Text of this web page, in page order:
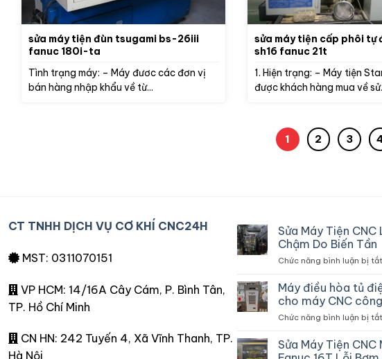
sửa máy tiện đùn tsugami bs-26iii
fanuc 180i-ta
Tình trạng máy: – Máy đươc các đơn vị
bán hàng nhập khẩu về từ...
sửa máy tiện cấp phôi tự
sh16 fanuc 21t
1. Hiện trạng: – Máy tiện
được khách hàng mua về
1 2 3
CT TNHH DỊCH VỤ CƠ KHÍ CNC24H
MST: 0311070151
VP HCM: 14/16A Cây Cám, P. Bình Tân,
TP. Hồ Chí Minh
CN HN: 242 Tuyến 4, Xã Vĩnh Thanh, TP.
Hà Nội
Sửa Máy Tiện CNC
Chậm Do Biến Tần
Chức năng bình luận bị tắt
Máy điều hòa tủ
cho máy CNC
Chức năng bình luận bị tắt
Sửa Máy Tiện CNC